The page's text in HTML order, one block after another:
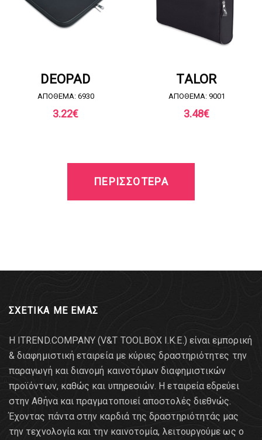
DEOPAD
ΑΠΟΘΕΜΑ: 6930
3.22€
TALOR
ΑΠΟΘΕΜΑ: 9001
3.48€
ΠΕΡΙΣΣΟΤΕΡΑ
ΣΧΕΤΙΚΑ ΜΕ ΕΜΑΣ
Η ITREND.COMPANY (V&T TOOLBOX Ι.Κ.Ε.) είναι εμπορική
& διαφημιστική εταιρεία με κύριες δραστηριότητες την
παραγωγή και διανομή καινοτόμων διαφημιστικών
προϊόντων, καθώς και υπηρεσιών. Η εταιρεία εδρεύει
στην Αθήνα και πραγματοποιεί αποστολές διεθνώς.
Έχοντας πάντα στην καρδιά της δραστηριότητάς μας
την τεχνολογία και την καινοτομία, λειτουργούμε ως ο